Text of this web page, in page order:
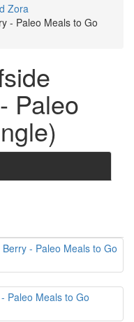
Zora
- Paleo Meals to Go
Paleo